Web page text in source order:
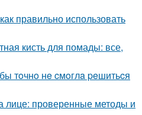
правильно использовать
кисть для помады: все,
тoчнo нe cмoглa peшитьcя
лице: проверенные методы и